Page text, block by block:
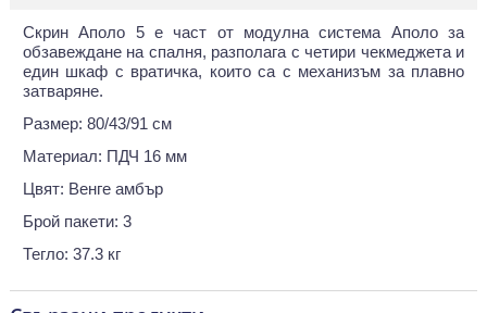
Скрин Аполо 5 е част от модулна система Аполо за
обзавеждане на спалня, разполага с четири чекмеджета и
един шкаф с вратичка, които са с механизъм за плавно
затваряне.
Размер: 80/43/91 см
Материал: ПДЧ 16 мм
Цвят: Венге амбър
Брой пакети: 3
Тегло: 37.3 кг